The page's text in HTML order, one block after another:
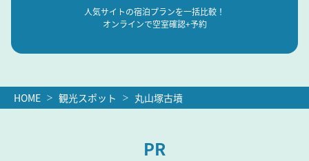
人気サイトの宿泊プランを一括比較！
オンラインで空室確認+予約
HOME 観光スポット 丸山塚古墳
PR